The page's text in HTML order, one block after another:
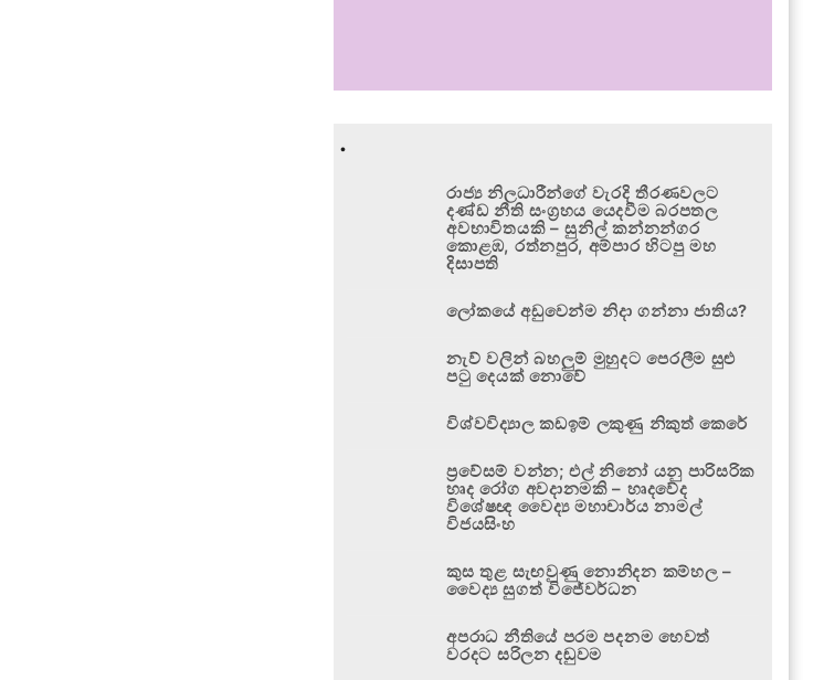
.
රාජ්‍ය නිලධාරීන්ගේ වැරදි තීරණවලට
දණ්ඩ නීති සංග්‍රහය යෙදවීම බරපතල
අවභාවිතයකි – සුනිල් කන්නන්ගර
කොළඹ, රත්නපුර, අම්පාර හිටපු මහ
දිසාපති
ලෝකයේ අඩුවෙන්ම නිදා ගන්නා ජාතිය?
නැව් වලින් බහලුම් මුහුදට පෙරලීම සුළු
පටු දෙයක් නොවේ
විශ්වවිද්‍යාල කඩඉම් ලකුණු නිකුත් කෙරේ
ප්‍රවේසම් වන්න; එල් නිනෝ යනු පාරිසරික
හෘද රෝග අවදානමකි – හෘදවේද
විශේෂඥ වෛද්‍ය මහාචාර්ය නාමල්
විජයසිංහ
කුස තුළ සැඟවුණු නොනිදන කම්හල –
වෛද්‍ය සුගත් විජේවර්ධන
අපරාධ නීතියේ පරම පදනම හෙවත්
වරදට සරිලන දඬුවම